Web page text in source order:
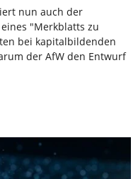
nun auch der
"Merkblatts zu
bei kapitalbildenden
der AfW den Entwurf